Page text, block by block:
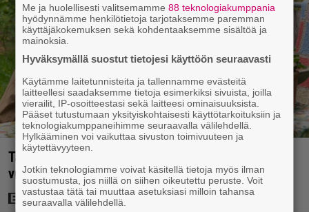
Tänään tv:ssä: Koskettava kotimainen elokuva
vuodelta 2020 – ”Tehty isolla sydämellä”
Me ja huolellisesti valitsemamme88 teknologiakumppania
hyödynnämme henkilötietoja tarjotaksemme paremman
käyttäjäkokemuksen sekä kohdentaaksemme sisältöä ja
mainoksia.
Hyväksymällä suostut tietojesi käyttöön seuraavasti
Käytämme laitetunnisteita ja tallennamme evästeitä
laitteellesi saadaksemme tietoja esimerkiksi sivuista, joilla
vierailit, IP-osoitteestasi sekä laitteesi ominaisuuksista.
Pääset tutustumaan yksityiskohtaisesti käyttötarkoituksiin ja
teknologiakumppaneihimme seuraavalla välilehdellä.
Hylkääminen voi vaikuttaa sivuston toimivuuteen ja
käytettävyyteen.
Jotkin teknologiamme voivat käsitellä tietoja myös ilman
suostumusta, jos niillä on siihen oikeutettu peruste. Voit
vastustaa tätä tai muuttaa asetuksiasi milloin tahansa
seuraavalla välilehdellä.